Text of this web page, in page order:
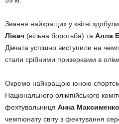
Звання найкращих у квітні
Лівач (вільна боротьба) та Алла
Дівчата успішно виступили на
стали срібними призерками в
Окремо найкращою юною
Національного олімпійського
фехтувальниця Анна Максименко
чемпіонату світу з фехтування